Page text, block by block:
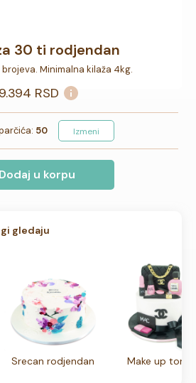
30 ti rodjendan
Minimalna kilaža 4kg.
RSD
50 Izmeni
Dodaj u korpu
gledaju
Srecan rodjendan Make up torta